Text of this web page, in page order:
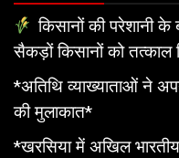
किसानों की परेशानी
सैकड़ों किसानों को तत्काल
*अतिथि व्याख्याताओं ने
की मुलाकात*
*खरसिया में अखिल भारतीय